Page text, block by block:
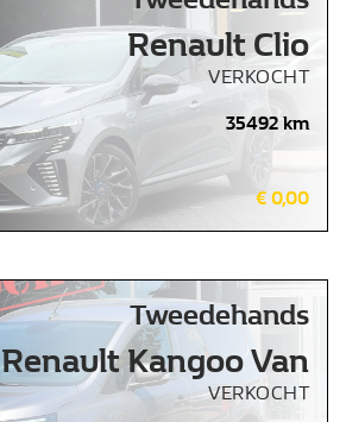
Renault Clio
VERKOCHT
35492 km
€ 0,00
Tweedehands
Renault Kangoo Van
VERKOCHT